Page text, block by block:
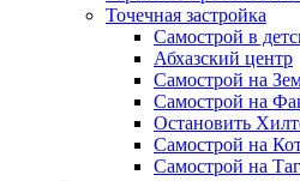
Точечная застройка
Самострой в
Абхазский центр
Самострой на
Самострой на
Остановить
Самострой на
Самострой на